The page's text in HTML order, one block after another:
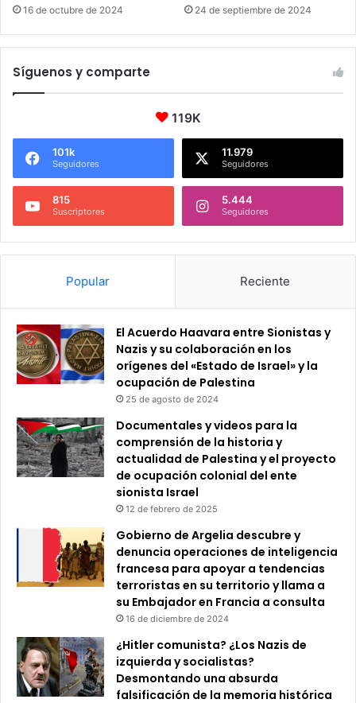
16 de octubre de 2024 24 de septiembre de 2024
Síguenos y comparte
119K
101k
Seguidores
11.979
Seguidores
815
Suscriptores
5.444
Seguidores
Popular Reciente
El Acuerdo Haavara entre Sionistas y
Nazis y su colaboración en los
orígenes del «Estado de Israel» y la
ocupación de Palestina
25 de agosto de 2024
Documentales y videos para la
comprensión de la historia y
actualidad de Palestina y el proyecto
de ocupación colonial del ente
sionista Israel
12 de febrero de 2025
Gobierno de Argelia descubre y
denuncia operaciones de inteligencia
francesa para apoyar a tendencias
terroristas en su territorio y llama a
su Embajador en Francia a consulta
16 de diciembre de 2024
¿Hitler comunista? ¿Los Nazis de
izquierda y socialistas?
Desmontando una absurda
falsificación de la memoria histórica